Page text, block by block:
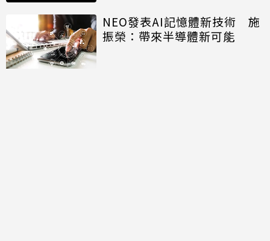
NEO發表AI記憶體新技術 施
振榮：帶來半導體新可能